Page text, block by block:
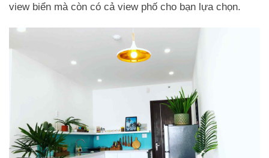
view biển mà còn có cả view phố cho bạn lựa chọn.